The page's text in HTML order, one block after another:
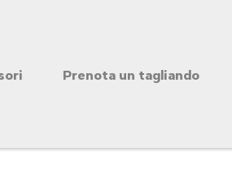
Prenota un tagliando